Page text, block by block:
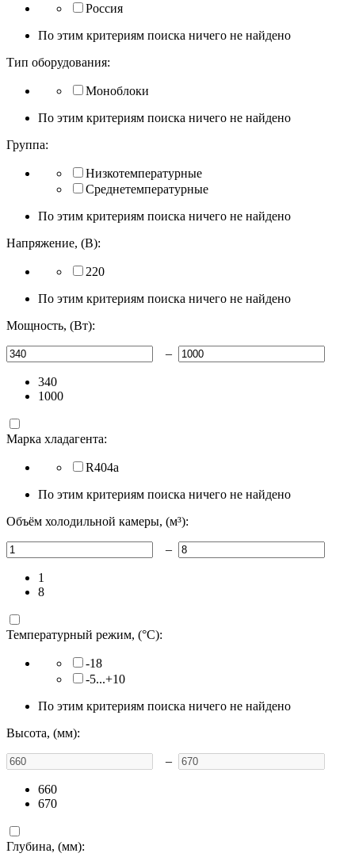
Россия
По этим критериям поиска ничего не найдено
Тип оборудования:
Моноблоки
По этим критериям поиска ничего не найдено
Группа:
Низкотемпературные
Среднетемпературные
По этим критериям поиска ничего не найдено
Напряжение, (В):
220
По этим критериям поиска ничего не найдено
Мощность, (Вт):
–
340
1000
Марка хладагента:
R404a
По этим критериям поиска ничего не найдено
Объём холодильной камеры, (м³):
–
1
8
Температурный режим, (°C):
-18
-5...+10
По этим критериям поиска ничего не найдено
Высота, (мм):
–
660
670
Глубина, (мм):